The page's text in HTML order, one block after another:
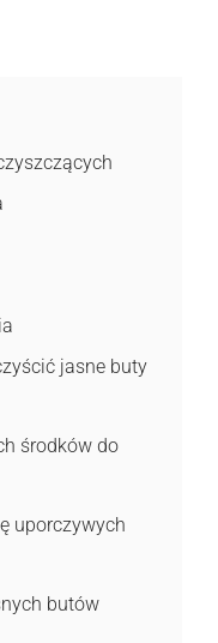
jasne buty
środków do
uporczywych
butów